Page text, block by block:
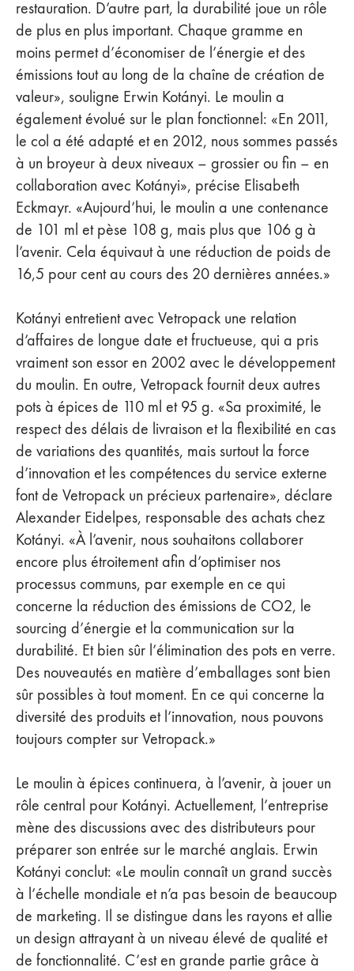
restauration. D’autre part, la durabilité joue un rôle
de plus en plus important. Chaque gramme en
moins permet d’économiser de l’énergie et des
émissions tout au long de la chaîne de création de
valeur», souligne Erwin Kotányi. Le moulin a
également évolué sur le plan fonctionnel: «En 2011,
le col a été adapté et en 2012, nous sommes passés
à un broyeur à deux niveaux – grossier ou fin – en
collaboration avec Kotányi», précise Elisabeth
Eckmayr. «Aujourd’hui, le moulin a une contenance
de 101 ml et pèse 108 g, mais plus que 106 g à
l’avenir. Cela équivaut à une réduction de poids de
16,5 pour cent au cours des 20 dernières années.»
Kotányi entretient avec Vetropack une relation
d’affaires de longue date et fructueuse, qui a pris
vraiment son essor en 2002 avec le développement
du moulin. En outre, Vetropack fournit deux autres
pots à épices de 110 ml et 95 g. «Sa proximité, le
respect des délais de livraison et la flexibilité en cas
de variations des quantités, mais surtout la force
d’innovation et les compétences du service externe
font de Vetropack un précieux partenaire», déclare
Alexander Eidelpes, responsable des achats chez
Kotányi. «À l’avenir, nous souhaitons collaborer
encore plus étroitement afin d’optimiser nos
processus communs, par exemple en ce qui
concerne la réduction des émissions de CO2, le
sourcing d’énergie et la communication sur la
durabilité. Et bien sûr l’élimination des pots en verre.
Des nouveautés en matière d’emballages sont bien
sûr possibles à tout moment. En ce qui concerne la
diversité des produits et l’innovation, nous pouvons
toujours compter sur Vetropack.»
Le moulin à épices continuera, à l’avenir, à jouer un
rôle central pour Kotányi. Actuellement, l’entreprise
mène des discussions avec des distributeurs pour
préparer son entrée sur le marché anglais. Erwin
Kotányi conclut: «Le moulin connaît un grand succès
à l’échelle mondiale et n’a pas besoin de beaucoup
de marketing. Il se distingue dans les rayons et allie
un design attrayant à un niveau élevé de qualité et
de fonctionnalité. C’est en grande partie grâce à